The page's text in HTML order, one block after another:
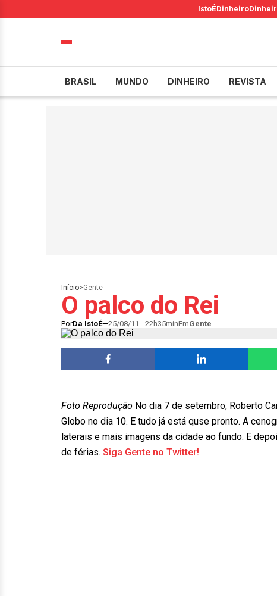
IstoÉDinheiro
BRASIL MUNDO DINHEIRO REVISTA
Início>Gente
O palco do Rei
PorDa IstoÉ 25/08/11 - 22h35minEmGente
Foto Reprodução No dia 7 de setembro, Roberto
Globo no dia 10. E tudo já está quse pronto. A
laterais e mais imagens da cidade ao fundo. E
de férias. Siga Gente no Twitter!